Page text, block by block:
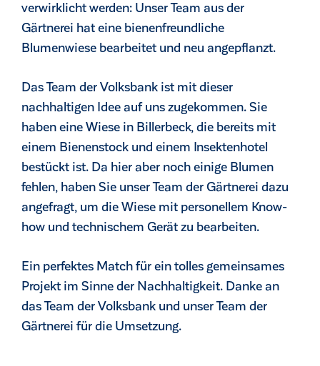
verwirklicht werden: Unser Team aus der
Gärtnerei hat eine bienenfreundliche
Blumenwiese bearbeitet und neu angepflanzt.
Das Team der Volksbank ist mit dieser
nachhaltigen Idee auf uns zugekommen. Sie
haben eine Wiese in Billerbeck, die bereits mit
einem Bienenstock und einem Insektenhotel
bestückt ist. Da hier aber noch einige Blumen
fehlen, haben Sie unser Team der Gärtnerei dazu
angefragt, um die Wiese mit personellem Know-
how und technischem Gerät zu bearbeiten.
Ein perfektes Match für ein tolles gemeinsames
Projekt im Sinne der Nachhaltigkeit. Danke an
das Team der Volksbank und unser Team der
Gärtnerei für die Umsetzung.